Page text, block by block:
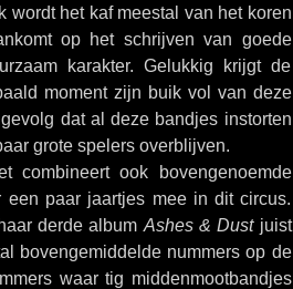
wordt het kaf meestal van het koren
op het schrijven van goede
karakter. Gelukkig krijgt de
moment zijn buik vol van deze
dat al deze bandjes instorten
grote spelers overblijven.
combineert ook bovengenoemde
paar jaartjes mee in dit circus.
derde album Ashes & Dustjuist
bovengemiddelde nummers op de
waar tig middenmootbandjes